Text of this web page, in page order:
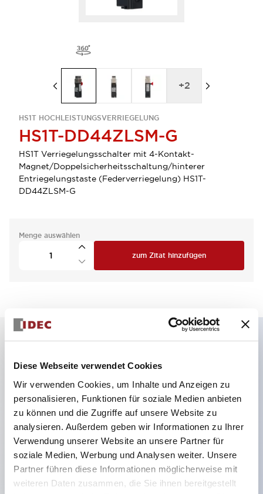
Diese Webseite verwendet Cookies
Wir verwenden Cookies, um Inhalte und Anzeigen zu
personalisieren, Funktionen für soziale Medien anbieten
zu können und die Zugriffe auf unsere Website zu
analysieren. Außerdem geben wir Informationen zu Ihrer
Verwendung unserer Website an unsere Partner für
soziale Medien, Werbung und Analysen weiter. Unsere
Partner führen diese Informationen möglicherweise mit
weiteren Daten zusammen, die Sie ihnen bereitgestellt
HS1T HOCHLEISTUNGSVERRIEGELUNG
HS1T-DD44ZLSM-G
HS1T Verriegelungsschalter mit 4-Kontakt-
Magnet/Doppelsicherheitsschaltung/hinterer
Entriegelungstaste (Federverriegelung) HS1T-
DD44ZLSM-G
+2
Menge auswählen
zum Zitat hinzufügen
Hauptmerkmale
4 Kontakte 1NC+1NC und 1NC+1NC,
Federverriegelung, Entriegelungstaste hinten,
seitliche Kabelzuführung
Kleinster in der Branche mit 5000N
Verriegelungskraft
Federklemmenanschluss verhindert das Lösen der